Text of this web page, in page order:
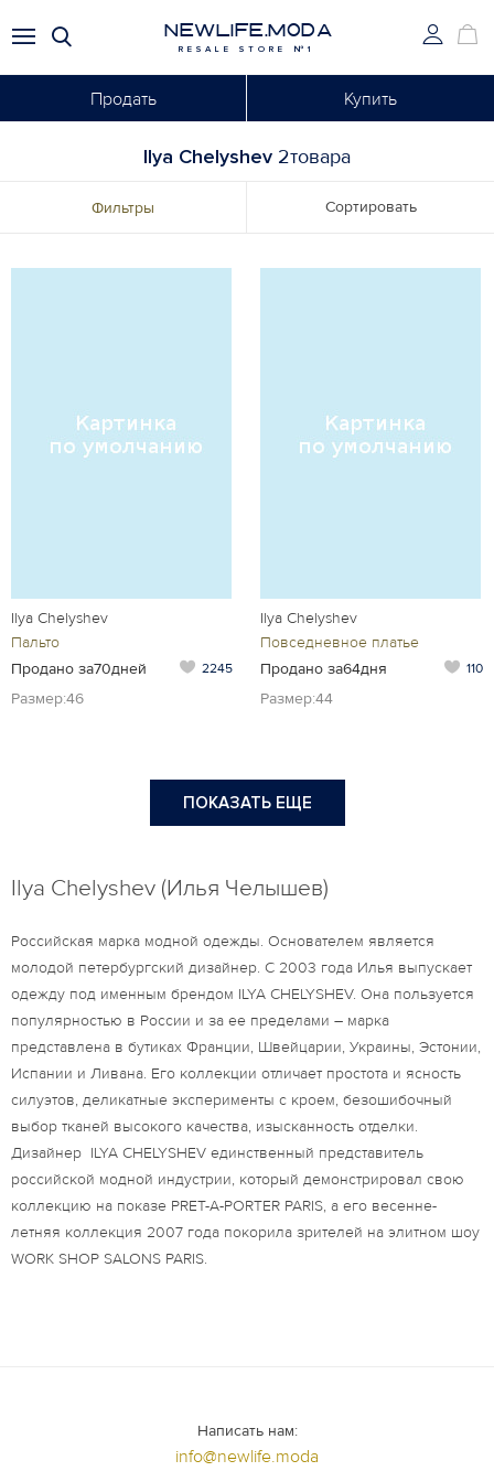
NEWLIFE.MODA
RESALE STORE №1
Продать Купить
Ilya Chelyshev 2товара
Фильтры Сортировать
Ilya Chelyshev
Пальто
Продано за70дней
2245
Размер:46
Ilya Chelyshev
Повседневное платье
Продано за64дня
110
Размер:44
ПОКАЗАТЬ ЕЩЕ
Ilya Chelyshev (Илья Челышев)
Российская марка модной одежды. Основателем является
молодой петербургский дизайнер. С 2003 года Илья выпускает
одежду под именным брендом ILYA CHELYSHEV. Она пользуется
популярностью в России и за ее пределами – марка
представлена в бутиках Франции, Швейцарии, Украины, Эстонии,
Испании и Ливана. Его коллекции отличает простота и ясность
силуэтов, деликатные эксперименты с кроем, безошибочный
выбор тканей высокого качества, изысканность отделки.
Дизайнер ILYA CHELYSHEV единственный представитель
российской модной индустрии, который демонстрировал свою
коллекцию на показе PRET-A-PORTER PARIS, а его весенне-
летняя коллекция 2007 года покорила зрителей на элитном шоу
WORK SHOP SALONS PARIS.
Написать нам:
info@newlife.moda